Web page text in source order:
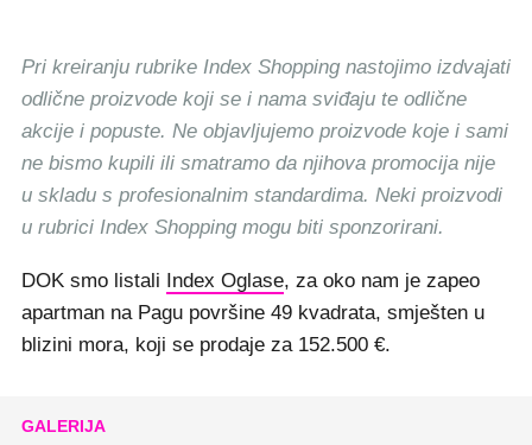
Pri kreiranju rubrike Index Shopping nastojimo izdvajati
odlične proizvode koji se i nama sviđaju te odlične
akcije i popuste. Ne objavljujemo proizvode koje i sami
ne bismo kupili ili smatramo da njihova promocija nije
u skladu s profesionalnim standardima. Neki proizvodi
u rubrici Index Shopping mogu biti sponzorirani.
DOK smo listali Index Oglase, za oko nam je zapeo
apartman na Pagu površine 49 kvadrata, smješten u
blizini mora, koji se prodaje za 152.500 €.
GALERIJA